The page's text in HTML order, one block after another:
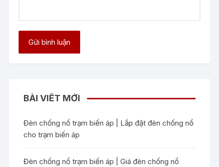
BÀI VIẾT MỚI
Đèn chống nổ trạm biến áp | Lắp đặt đèn chống nổ
cho trạm biến áp
Đèn chống nổ trạm biến áp | Giá đèn chống nổ